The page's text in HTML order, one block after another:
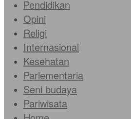
Pendidikan
Opini
Religi
Internasional
Kesehatan
Parlementaria
Seni budaya
Pariwisata